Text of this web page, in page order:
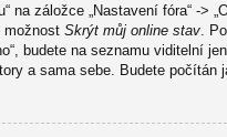
na záložce „Nastavení fóra“ ->
možnost Skrýt můj online stav .
budete na seznamu viditelní
a sama sebe. Budete počítán